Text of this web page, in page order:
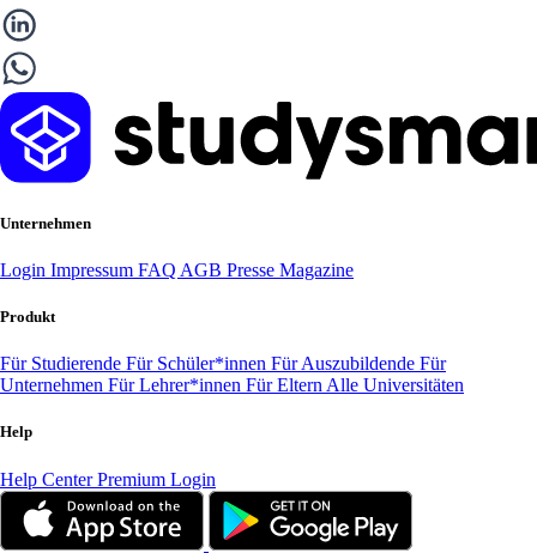
Unternehmen
Login Impressum FAQ AGB Presse Magazine
Produkt
Für Studierende Für Schüler*innen Für Auszubildende Für
Unternehmen Für Lehrer*innen Für Eltern Alle Universitäten
Help
Help CenterPremium Login